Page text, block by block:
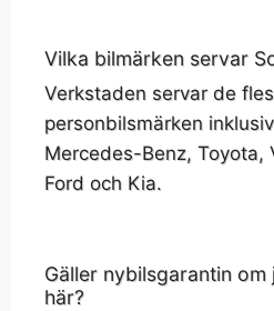
Vilka bilmärken servar
Verkstaden servar de
personbilsmärken
Mercedes-Benz, Toyota,
Ford och Kia.
Gäller nybilsgarantin
här?